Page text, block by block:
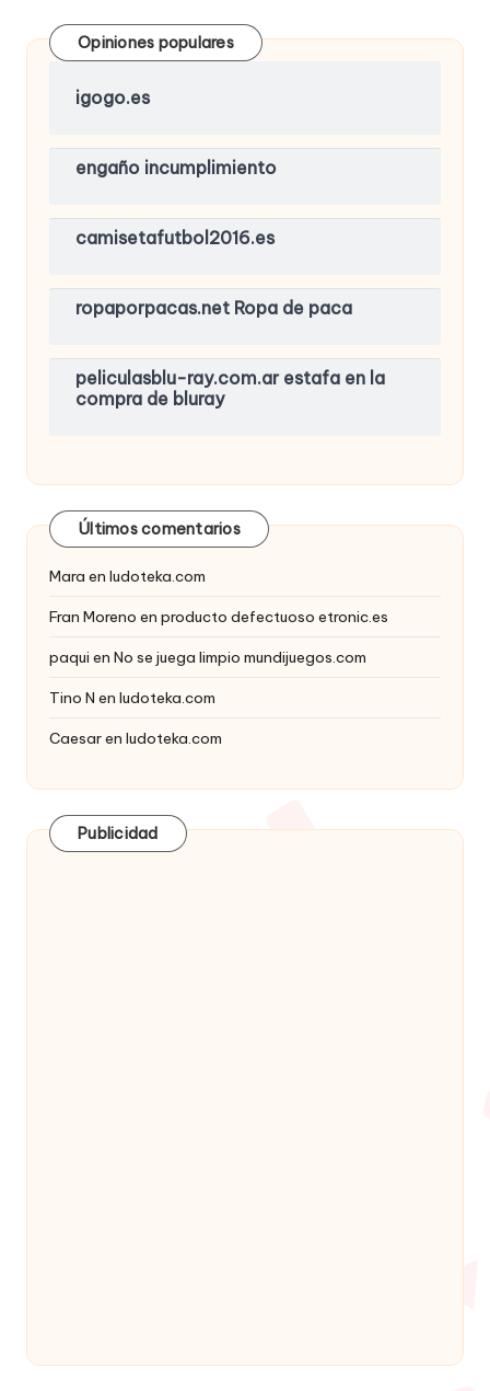
Opiniones populares
igogo.es
engaño incumplimiento
camisetafutbol2016.es
ropaporpacas.net Ropa de paca
peliculasblu-ray.com.ar estafa en la
compra de bluray
Últimos comentarios
Mara en ludoteka.com
Fran Moreno en producto defectuoso etronic.es
paqui en No se juega limpio mundijuegos.com
Tino N en ludoteka.com
Caesaren ludoteka.com
Publicidad